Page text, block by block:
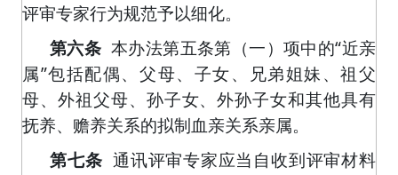
评审专家行为规范予以细化。
第六条 本办法第五条第（一）项中的“近亲
属”包括配偶、父母、子女、兄弟姐妹、祖父
母、外祖父母、孙子女、外孙子女和其他具有
抚养、赡养关系的拟制血亲关系亲属。
第七条 通讯评审专家应当自收到评审材料